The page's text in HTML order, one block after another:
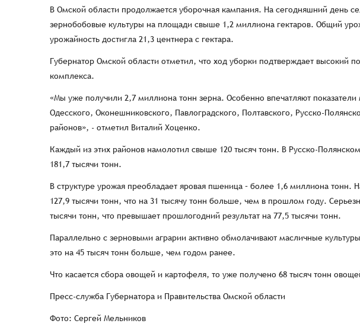
В Омской области продолжается уборочная кампания. На сегодняшний день
зернобобовые культуры на площади свыше 1,2 миллиона гектаров. Общий
урожайность достигла 21,3 центнера с гектара.
Губернатор Омской области отметил, что ход уборки подтверждает высокий
комплекса.
«Мы уже получили 2,7 миллиона тонн зерна. Особенно впечатляют
Одесского, Оконешниковского, Павлоградского, Полтавского, Русско-
районов», - отметил Виталий Хоценко.
Каждый из этих районов намолотил свыше 120 тысяч тонн. В Русско-
181,7 тысячи тонн.
В структуре урожая преобладает яровая пшеница – более 1,6 миллиона тонн.
127,9 тысячи тонн, что на 31 тысячу тонн больше, чем в прошлом году.
тысячи тонн, что превышает прошлогодний результат на 77,5 тысячи тонн.
Параллельно с зерновыми аграрии активно обмолачивают масличные
это на 45 тысяч тонн больше, чем годом ранее.
Что касается сбора овощей и картофеля, то уже получено 68 тысяч тонн
Пресс-служба Губернатора и Правительства Омской области
Фото: Сергей Мельников